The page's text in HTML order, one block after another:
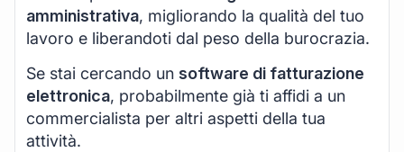
amministrativa, migliorando la qualità del tuo
lavoro e liberandoti dal peso della burocrazia.
Se stai cercando un software di fatturazione
elettronica, probabilmente già ti affidi a un
commercialista per altri aspetti della tua
attività.